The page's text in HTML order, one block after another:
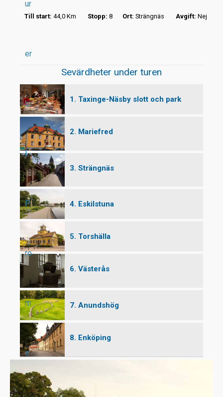
ur
er
bi
l
P
ro
m
e
Till start: 44,0 Km Stopp: 8 Ort: Strängnäs Avgift: Nej
Sevärdheter under turen
1. Taxinge-Näsby slott och park
2. Mariefred
3. Strängnäs
4. Eskilstuna
5. Torshälla
6. Västerås
7. Anundshög
8. Enköping